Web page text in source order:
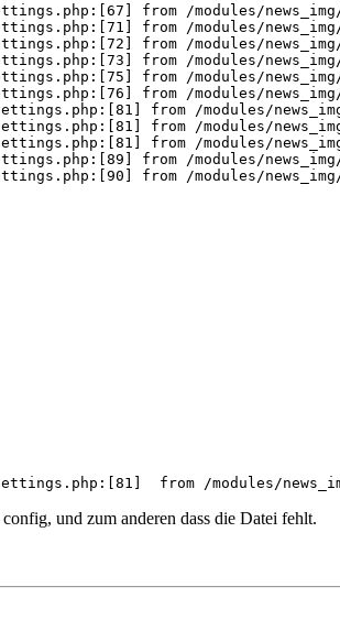
from /modules/
from /modules/
from /modules/
from /modules/
from /modules/
from /modules/
from /modules/
from /modules/
from /
from /modules/
from /modules/
from /
und zum anderen dass die Datei fehlt.